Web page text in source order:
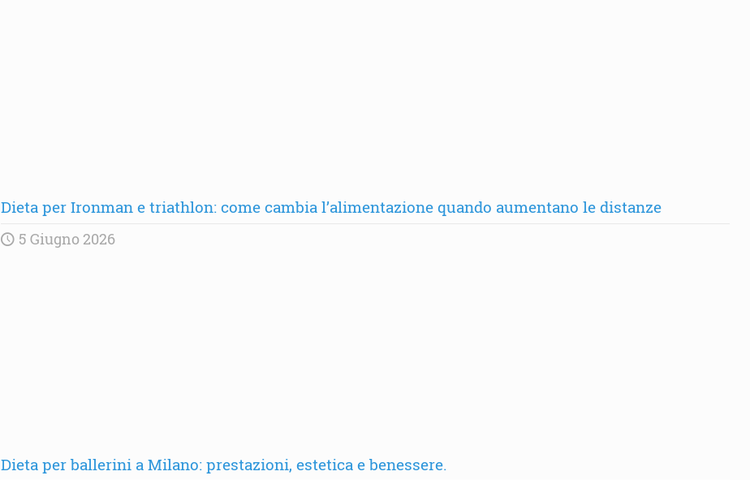
Dieta per Ironman e triathlon: come cambia l’alimentazione quando aumentano le distanze
5 Giugno 2026
Dieta per ballerini a Milano: prestazioni, estetica e benessere.